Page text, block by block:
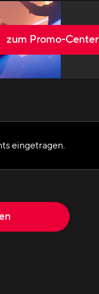
zum Promo-Center
eingetragen.